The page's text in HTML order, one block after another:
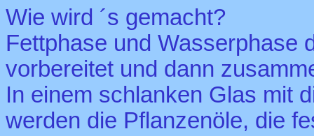
Wie wird ´s gemacht?
Fettphase und Wasserphase
vorbereitet und dann
In einem schlanken Glas mit
werden die Pflanzenöle, die